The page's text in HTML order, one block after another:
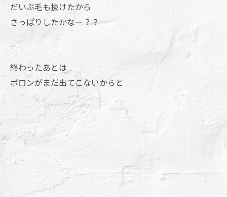
だいぶ毛も抜けたから
さっぱりしたかなー？？
終わったあとは
ポロンがまだ出てこないからと